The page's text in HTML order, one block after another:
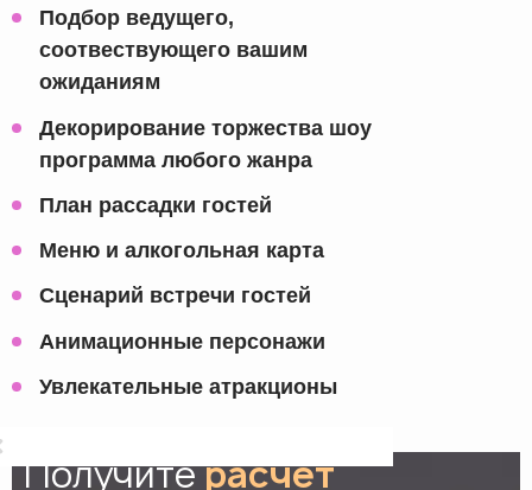
Подбор ведущего,
соотвествующего вашим
ожиданиям
Декорирование торжества шоу
программа любого жанра
План рассадки гостей
Меню и алкогольная карта
Сценарий встречи гостей
Анимационные персонажи
Увлекательные атракционы
Получитерасчет